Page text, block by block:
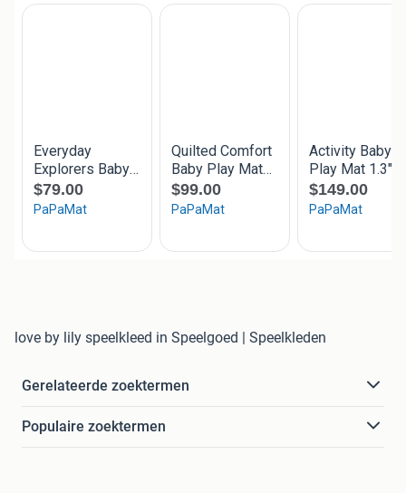
love by lily speelkleed in Speelgoed | Speelkleden
Gerelateerde zoektermen
Populaire zoektermen